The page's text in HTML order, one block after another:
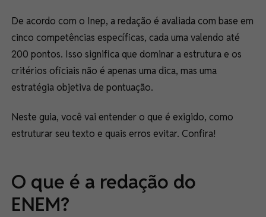
De acordo com o Inep, a redação é avaliada com base em
cinco competências específicas, cada uma valendo até
200 pontos. Isso significa que dominar a estrutura e os
critérios oficiais não é apenas uma dica, mas uma
estratégia objetiva de pontuação.
Neste guia, você vai entender o que é exigido, como
estruturar seu texto e quais erros evitar. Confira!
O que é a redação do
ENEM?